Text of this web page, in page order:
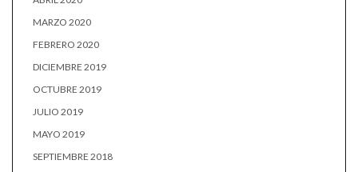
MARZO 2020
FEBRERO 2020
DICIEMBRE 2019
OCTUBRE 2019
JULIO 2019
MAYO 2019
SEPTIEMBRE 2018